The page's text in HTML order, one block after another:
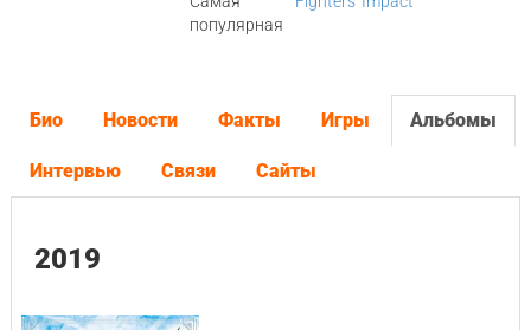
популярная
Био Новости Факты Игры Альбомы
Интервью Связи Сайты
2019